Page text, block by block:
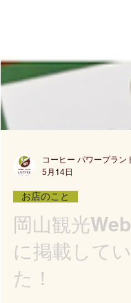
コーヒー パワープラント
5月14日
お店のこと
岡山観光
に掲載して